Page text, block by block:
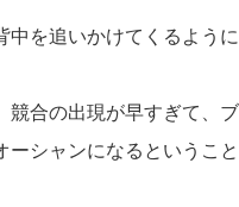
を追いかけてくるように
競合の出現が早すぎて、
シャンになるというこ